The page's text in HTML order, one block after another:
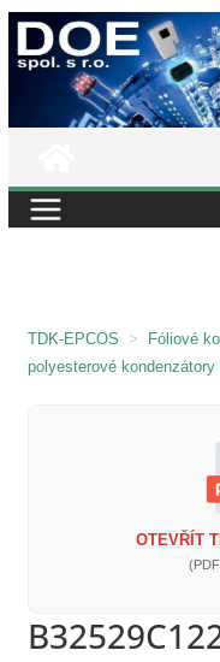
Přeskočit
na
TDK-EPCOS > Fóliové
polyesterové kondenzátory
OTEVŘÍT